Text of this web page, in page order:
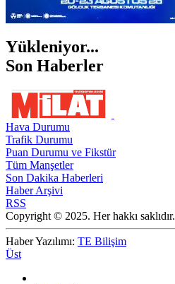
Yükleniyor...
Son Haberler
Hava Durumu
Trafik Durumu
Puan Durumu ve Fikstür
Tüm Manşetler
Son Dakika Haberleri
Haber Arşivi
RSS
Copyright © 2025. Her hakkı saklıdır.
Haber Yazılımı: TE Bilişim
Üst